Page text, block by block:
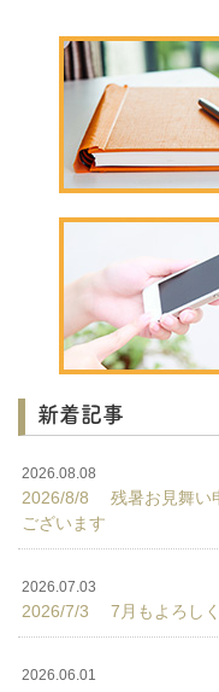
新着記事
2026.08.08
2026/8/8 残暑お見舞い
ございます
2026.07.03
2026/7/3 7月もよろし
2026.06.01